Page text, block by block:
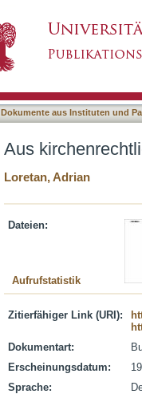
Dokumente aus Instituten und
Aus
Loretan, Adrian
Dateien:
Aufrufstatistik
Zitierfähiger Link (URI):
Dokumentart:
Erscheinungsdatum:
Sprache: